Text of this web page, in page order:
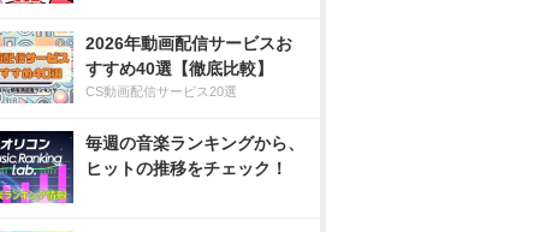
2026年動画配信サービスお
すすめ40選【徹底比較】
CS動画配信サービス20選
毎週の音楽ランキングから、
ヒットの推移をチェック！